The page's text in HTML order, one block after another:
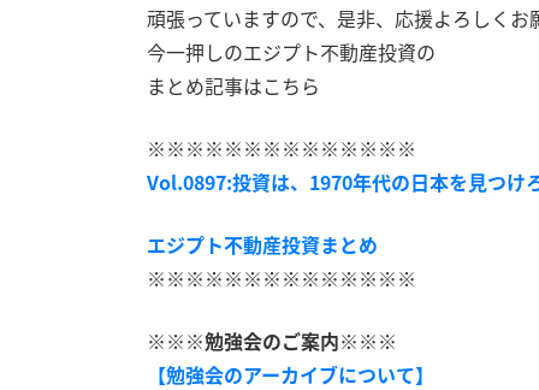
頑張っていますので、是非、応援よろしくお
今一押しのエジプト不動産投資の
まとめ記事はこちら
※※※※※※※※※※※※※※
Vol.0897:投資は、1970年代の日本を見つけ
エジプト不動産投資まとめ
※※※※※※※※※※※※※※
※※※勉強会のご案内※※※
【勉強会のアーカイブについて】